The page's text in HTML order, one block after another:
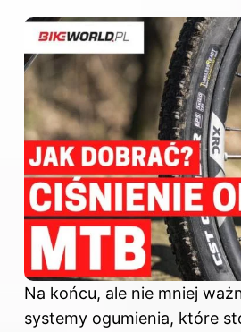
Na końcu, ale nie mniej
systemy ogumienia, które